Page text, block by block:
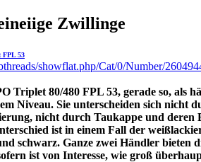
Zwillinge
FPL 53
showflat.php/Cat/0/Number/
Triplet 80/480 FPL 53, gerade so, als
Niveau. Sie unterscheiden sich
nicht durch Taukappe und deren
ist in einem Fall der
schwarz. Ganze zwei Händler
ist von Interesse, wie groß